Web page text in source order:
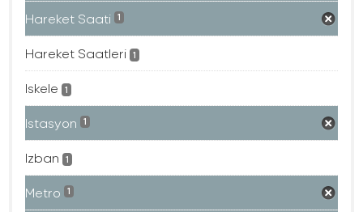
Hareket Saati 1
Hareket Saatleri 1
Iskele 1
Istasyon 1
Izban 1
Metro 1